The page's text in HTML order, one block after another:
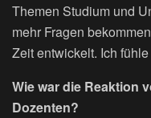
Themen Studium und
mehr Fragen
Zeit entwickelt. Ich
Wie war die Reaktion
Dozenten?